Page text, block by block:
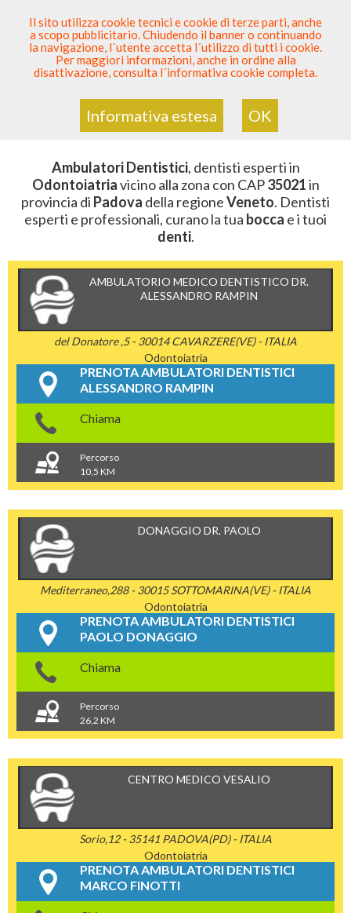
SEI DENTISTA? PARTECIPA
Sei QuiElenco Dentista Sicuro > Odontoiatria>
Ambulatori Dentistici>Veneto >Padova >CAP 35021
ZONA CON CAP 35021
Ambulatori Dentistici, dentisti esperti in
Odontoiatriavicino alla zona con CAP35021in
provincia di Padova della regioneVeneto. Dentisti
esperti e professionali, curano la tua bocca e i tuoi
denti.
AMBULATORIO MEDICO DENTISTICO DR.
ALESSANDRO RAMPIN
del Donatore ,5 - 30014 CAVARZERE(VE) - ITALIA
Odontoiatria
PRENOTA AMBULATORI DENTISTICI
ALESSANDRO RAMPIN
Chiama
Percorso
10,5 KM
DONAGGIO DR. PAOLO
Mediterraneo,288 - 30015 SOTTOMARINA(VE) - ITALIA
Odontoiatria
PRENOTA AMBULATORI DENTISTICI
PAOLO DONAGGIO
Chiama
Percorso
26,2 KM
CENTRO MEDICO VESALIO
Sorio,12 - 35141 PADOVA(PD) - ITALIA
Odontoiatria
PRENOTA AMBULATORI DENTISTICI
MARCO FINOTTI
Il sito utilizza cookie tecnici e cookie di terze parti, anche
a scopo pubblicitario. Chiudendo il banner o continuando
la navigazione, l´utente accetta l´utilizzo di tutti i cookie.
Per maggiori informazioni, anche in ordine alla
disattivazione, consulta l´informativa cookie completa.
Informativa estesa OK